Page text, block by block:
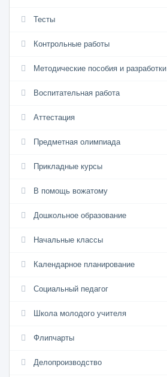
Тесты
Контрольные работы
Методические пособия и разработки
Воспитательная работа
Аттестация
Предметная олимпиада
Прикладные курсы
В помощь вожатому
Дошкольное образование
Начальные классы
Календарное планирование
Социальный педагог
Школа молодого учителя
Флипчарты
Делопроизводство